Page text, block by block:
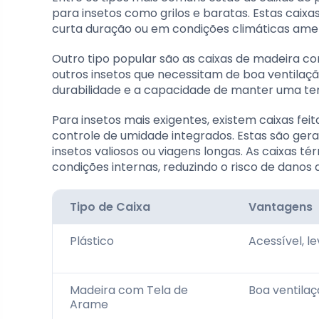
para insetos como grilos e baratas. Estas
curta duração ou em condições climáticas
Outro tipo popular são as caixas de madeira
outros insetos que necessitam de boa
durabilidade e a capacidade de manter uma
Para insetos mais exigentes, existem caixas
controle de umidade integrados. Estas são
insetos valiosos ou viagens longas. As caixas
condições internas, reduzindo o risco de danos
Tipo de Caixa Vantagens
Plástico Acessível,
Madeira com Tela de
Arame
Boa